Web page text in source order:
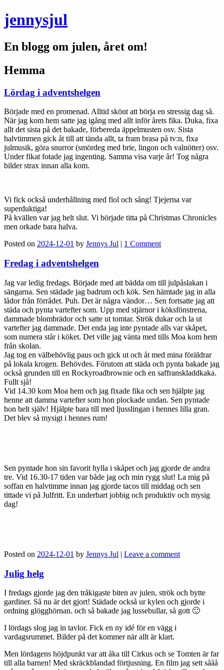
jennysjul
En blogg om julen, året om!
Hemma
Lördag i adventshelgen
Började med en promenad. Alltid skönt att börja en stressig dag så.
När jag kom hem satte jag igång med allt inför årets fika. Duka, fixa
allt det sista på det bakade, förbereda äppelmusten osv. Sista
halvtimmen gick åt till att tända allt, ta fram brasa på tv:n, fixa
julmusik, göra snurror (smördeg med brie, lingon och valnötter) osv.
Under fikat fotade jag ingenting. Samma visa varje år! Tog några
bilder strax innan alla kom.
Vi fick också underhållning med fiol och sång! Tjejerna var
superduktiga!
På kvällen var jag helt slut. Vi började titta på Christmas Chronicles
men orkade bara halva.
Posted on 2024-12-01 by Jennys Jul | 1 Comment
Fredag i adventshelgen
Jag var ledig fredags. Började med att bädda om till julpåslakan i
sängarna. Sen städade jag badrum och kök. Sen hämtade jag in alla
lådor från förrådet. Puh. Det är några vändor… Sen fortsatte jag att
städa och pynta vartefter som. Upp med stjärnor i köksfönstrena,
dammade blombrädor och satte ut tomtar. Strök dukar och la ut
vartefter jag dammade. Det enda jag inte pyntade alls var skåpet,
som numera står i köket. Det ville jag vänta med tills Moa kom hem
från skolan.
Jag tog en välbehövlig paus och gick ut och åt med mina föräldrar
på lokala krogen. Behövdes. Förutom att städa och pynta bakade jag
också grunden till en Rockyroadbrownie och en saffranskladdkaka.
Fullt sjå!
Vid 14.30 kom Moa hem och jag fixade fika och sen hjälpte jag
henne att damma vartefter som hon plockade undan. Sen pyntade
hon helt själv! Hjälpte bara till med ljusslingan i hennes lilla gran.
Det blev så mysigt i hennes rum!
Sen pyntade hon sin favorit hylla i skåpet och jag gjorde de andra
tre. Vid 16.30-17 tiden var både jag och min rygg slut! La mig på
soffan en halvtimme innan jag gjorde tacos till middag och sen
tittade vi på Julfritt. En underbart jobbig och produktiv och mysig
dag!
Posted on 2024-12-01 by Jennys Jul | Leave a comment
Julig helg
I fredags gjorde jag den tråkigaste biten av julen, strök och bytte
gardiner. Så nu är det gjort! Städade också ur kylen och gjorde i
ordning glögghörnan. och så bakade jag lussebullar, så gott 🙂
I lördags slog jag in tavlor. Fick en ny idé för en vägg i
vardagsrummet. Bilder på det kommer när allt är klart.
Men lördagens höjdpunkt var att åka till Cirkus och se Tomten är far
till alla barnen! Med skräckblandad förtjusning. En film jag sett sååå